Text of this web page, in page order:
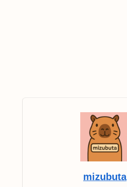
mizubuta